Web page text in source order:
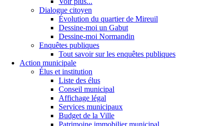
Dialogue citoyen
Évolution du quartier de Mireuil
Dessine-moi un Gabut
Dessine-moi Normandin
Enquêtes publiques
Tout savoir sur les enquêtes publiques
Action municipale
Élus et institution
Liste des élus
Conseil municipal
Affichage légal
Services municipaux
Budget de la Ville
Patrimoine immobilier municipal